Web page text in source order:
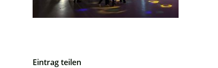
Eintrag teilen